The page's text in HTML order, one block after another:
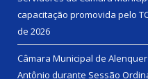
capacitação promovida pelo
de 2026
Câmara Municipal de
Antônio durante Sessão